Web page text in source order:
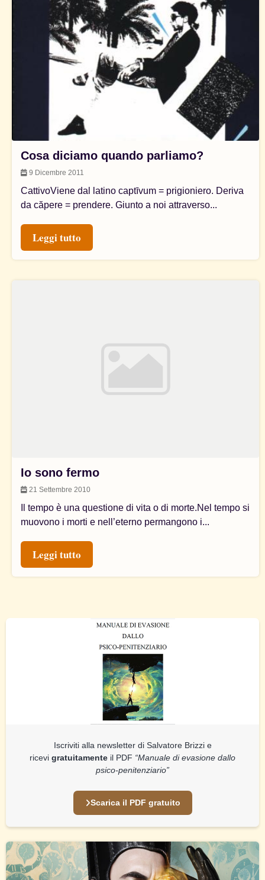
Iscriviti alla newsletter di Salvatore Brizzi e
ricevi gratuitamente il PDF “Manuale di evasione dallo
psico-penitenziario”
Scarica il PDF gratuito
Cosa diciamo quando parliamo?
9 Dicembre 2011
CattivoViene dal latino captīvum = prigioniero. Deriva
da căpere = prendere. Giunto a noi attraverso...
Leggi tutto
Io sono fermo
21 Settembre 2010
Il tempo è una questione di vita o di morte.Nel tempo si
muovono i morti e nell’eterno permangono i...
Leggi tutto